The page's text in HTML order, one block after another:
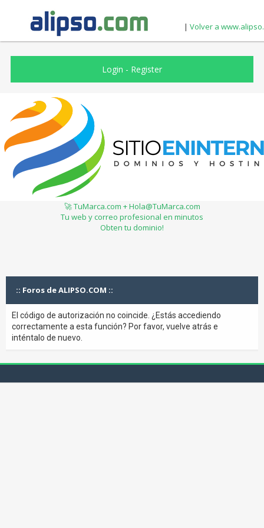
| Volver a
Login - Register
🚀 TuMarca.com + Hola@TuMarca.com
Tu web y correo profesional en minutos
Obten tu dominio!
:: Foros de ALIPSO.COM ::
El código de autorización no coincide. ¿Estás accediendo
correctamente a esta función? Por favor, vuelve atrás e
inténtalo de nuevo.